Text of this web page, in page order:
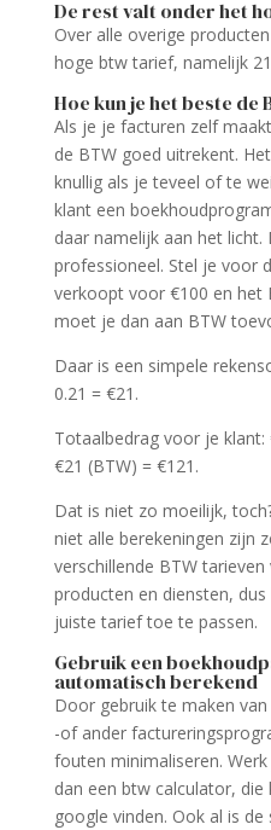
De rest valt onder het
Over alle overige
hoge btw tarief, namelijk
Hoe kun je het beste de
Als je je facturen zelf
de BTW goed uitrekent.
knullig als je teveel of te
klant een
daar namelijk aan het licht.
professioneel. Stel je voor
verkoopt voor €100 en het
moet je dan aan BTW
Daar is een simpele
0.21 = €21.
Totaalbedrag voor je
€21 (BTW) = €121.
Dat is niet zo moeilijk,
niet alle berekeningen zijn
verschillende BTW
producten en diensten,
juiste tarief toe te passen.
Gebruik een
automatisch berekend
Door gebruik te maken
-of ander
fouten minimaliseren.
dan een btw calculator, die
google vinden. Ook al is